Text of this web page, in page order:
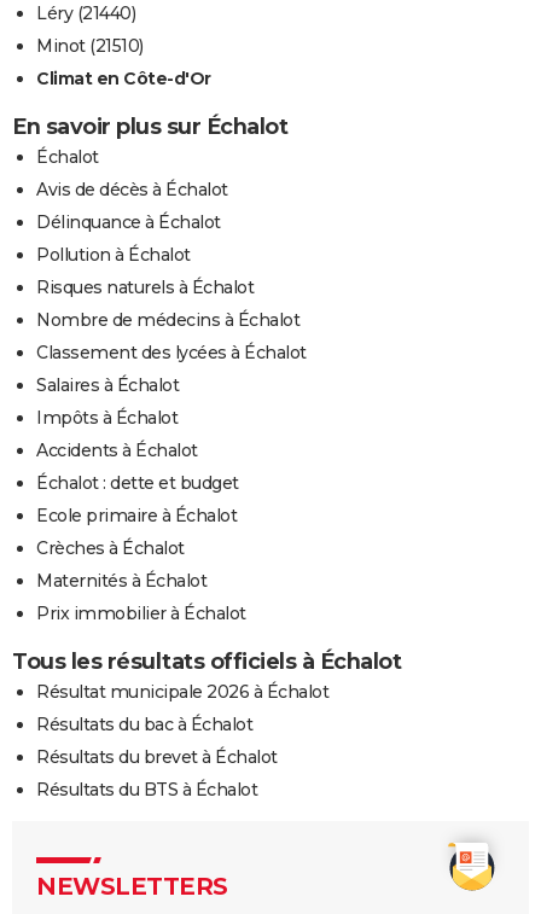
Léry (21440)
Minot (21510)
Climat en Côte-d'Or
En savoir plus sur Échalot
Échalot
Avis de décès à Échalot
Délinquance à Échalot
Pollution à Échalot
Risques naturels à Échalot
Nombre de médecins à Échalot
Classement des lycées à Échalot
Salaires à Échalot
Impôts à Échalot
Accidents à Échalot
Échalot : dette et budget
Ecole primaire à Échalot
Crèches à Échalot
Maternités à Échalot
Prix immobilier à Échalot
Tous les résultats officiels à Échalot
Résultat municipale 2026 à Échalot
Résultats du bac à Échalot
Résultats du brevet à Échalot
Résultats du BTS à Échalot
NEWSLETTERS